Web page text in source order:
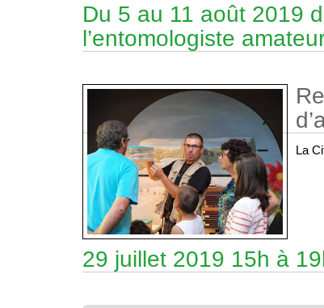
Du 5 au 11 août 2019
l’entomologiste
La
29 juillet 2019 15h à